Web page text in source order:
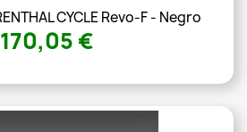
CYCLE Revo-F - Negro
170,05 €